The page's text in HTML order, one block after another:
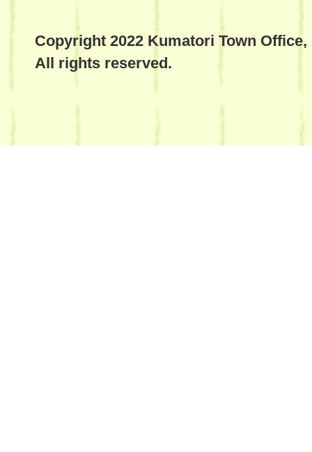
Copyright 2022 Kumatori Town Office,
All rights reserved.